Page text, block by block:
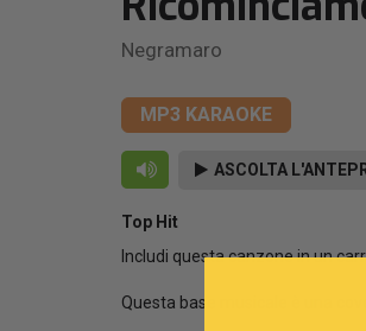
Negramaro
MP3 KARAOKE
ASCOLTA
Top Hit
Includi questa canzone in un
Questa base musicale è una